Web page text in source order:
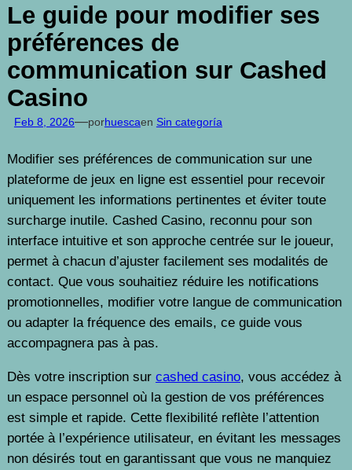
Le guide pour modifier ses
préférences de
communication sur Cashed
Casino
Feb 8, 2026—porhuescaen Sin categoría
Modifier ses préférences de communication sur une
plateforme de jeux en ligne est essentiel pour recevoir
uniquement les informations pertinentes et éviter toute
surcharge inutile. Cashed Casino, reconnu pour son
interface intuitive et son approche centrée sur le joueur,
permet à chacun d’ajuster facilement ses modalités de
contact. Que vous souhaitiez réduire les notifications
promotionnelles, modifier votre langue de communication
ou adapter la fréquence des emails, ce guide vous
accompagnera pas à pas.
Dès votre inscription sur cashed casino, vous accédez à
un espace personnel où la gestion de vos préférences
est simple et rapide. Cette flexibilité reflète l’attention
portée à l’expérience utilisateur, en évitant les messages
non désirés tout en garantissant que vous ne manquiez